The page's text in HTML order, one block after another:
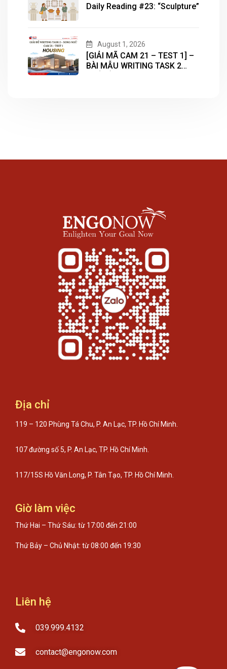
Daily Reading #23: “Sculpture”
August 1, 2026
[GIẢI MÃ CAM 21 – TEST 1] –
BÀI MẪU WRITING TASK 2
Địa chỉ
119 – 120 Phùng Tá Chu, P. An Lạc, TP. Hồ Chí Minh.
107 đường số 5, P. An Lạc, TP. Hồ Chí Minh.
117/15S Hồ Văn Long, P. Tân Tạo, TP. Hồ Chí Minh.
Giờ làm việc
Thứ Hai – Thứ Sáu: từ 17:00 đến 21:00
Thứ Bảy – Chủ Nhật: từ 08:00 đến 19:30
Liên hệ
039.999.4132
contact@engonow.com